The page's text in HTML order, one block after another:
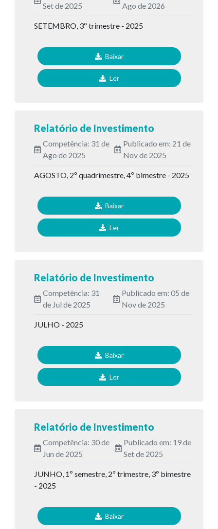
Set de 2025
Ago de 2026
SETEMBRO, 3º trimestre - 2025
Baixar
Ler
Relatório de Investimento
Competência: 31 de
Ago de 2025
Publicado em: 21 de
Nov de 2025
AGOSTO, 2º quadrimestre, 4º bimestre - 2025
Baixar
Ler
Relatório de Investimento
Competência: 31
de Jul de 2025
Publicado em: 05 de
Nov de 2025
JULHO - 2025
Baixar
Ler
Relatório de Investimento
Competência: 30 de
Jun de 2025
Publicado em: 19 de
Set de 2025
JUNHO, 1º semestre, 2º trimestre, 3º bimestre
- 2025
Baixar